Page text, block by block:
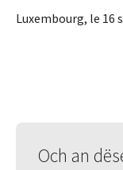
Luxembourg, le 16
Och an